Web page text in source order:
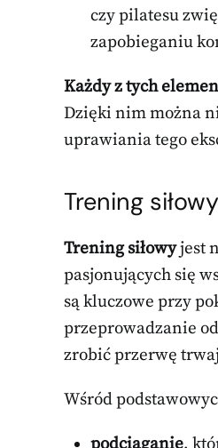
czy pilatesu
zapobieganiu
Każdy z tych
Dzięki nim można
uprawiania tego
Trening
Trening siłowyjest
pasjonujących się
są kluczowe przy
przeprowadzanie od
zrobić przerwę
Wśród
podciąganie,